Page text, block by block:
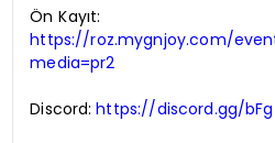
Ön Kayıt:
https://roz.mygnjoy.com/
media=pr2
Discord: https://discord.gg/